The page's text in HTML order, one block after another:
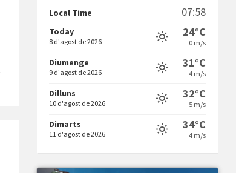
Vermuts a la Font. Hit parit
Local Time 07:58
Today
8 d'agost de 2026
24°C
0 m/s
Diumenge
9 d'agost de 2026
31°C
4 m/s
Dilluns
10 d'agost de 2026
32°C
5 m/s
Dimarts
11 d'agost de 2026
34°C
4 m/s